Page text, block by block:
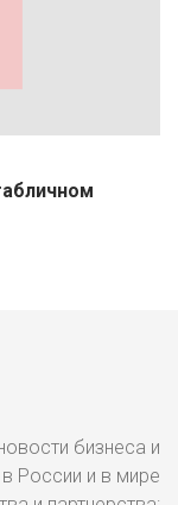
бизнеса и
в России и в мире